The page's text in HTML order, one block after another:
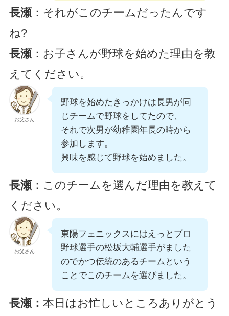
長瀬：それがこのチームだったんです
ね?
長瀬：お子さんが野球を始めた理由を教
えてください。
お父さん
野球を始めたきっかけは長男が同
じチームで野球をしてたので、
それで次男が幼稚園年長の時から
参加します。
興味を感じて野球を始めました。
長瀬：このチームを選んだ理由を教えて
ください。
お父さん
東陽フェニックスにはえっとプロ
野球選手の松坂大輔選手がました
のでかつ伝統のあるチームという
ことでこのチームを選びました。
長瀬： 本日はお忙しいところありがとう